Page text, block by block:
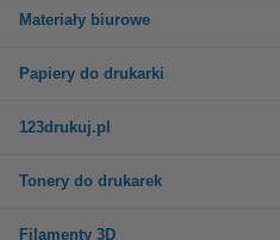
Materiały biurowe
Papiery do drukarki
123drukuj.pl
Tonery do drukarek
Filamenty 3D